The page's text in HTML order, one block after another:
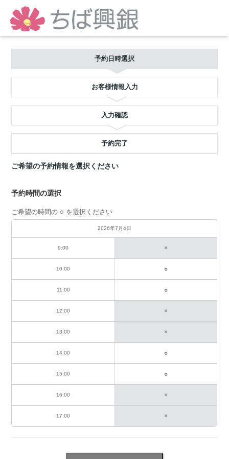
予約日時選択
お客様情報入力
入力確認
予約完了
ご希望の予約情報を選択ください
予約時間の選択
ご希望の時間の ○ を選択ください
2026年7月4日
9:00 ×
10:00
11:00
12:00 ×
13:00 ×
14:00
15:00
16:00 ×
17:00 ×